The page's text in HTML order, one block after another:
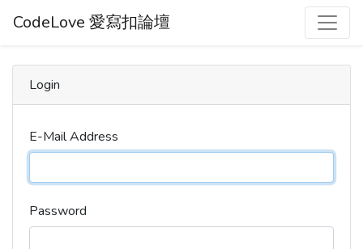
CodeLove 愛寫扣論壇
Login
E-Mail Address
Password